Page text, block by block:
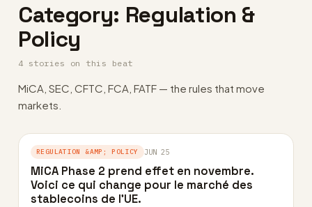
Category: Regulation &
Policy
4 stories on this beat
MiCA, SEC, CFTC, FCA, FATF — the rules that move
markets.
REGULATION &AMP; POLICY JUN 25
MiCA Phase 2 prend effet en novembre.
Voici ce qui change pour le marché des
stablecoins de l’UE.